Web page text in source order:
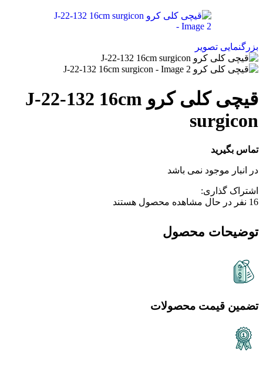
بزرگنمایی تصویر
قیچی کلی کرو J-22-132 16cm
surgicon
تماس بگیرید
در انبار موجود نمی باشد
اشتراک گذاری:
16 نفر در حال مشاهده محصول هستند
توضیحات محصول
تضمین قیمت محصولات